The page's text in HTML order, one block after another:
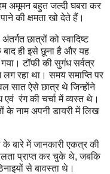
अमूमन बहुत जल्दी घबरा कर
की क्षमता खो देते हैं।
छात्रों को स्वादिष्ट
बाद ही इसे छूना है और यह
टॉफी की सुगंध सर्वत्र
रहा था। समय समाप्ति पर
सात ऐसे छात्र थे जिन्होंने
एवं रंग की चर्चा में व्यस्त थे।
के नाम अपनी डायरी में लिख
के बारे में जानकारी एकत्र की
प्राप्त कर चुके थे,जबकि
से बावस्ता थे।